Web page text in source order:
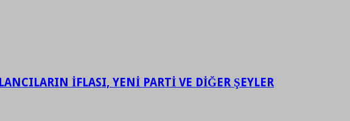
İFLASI, YENİ PARTİ VE DİĞER ŞEYLER